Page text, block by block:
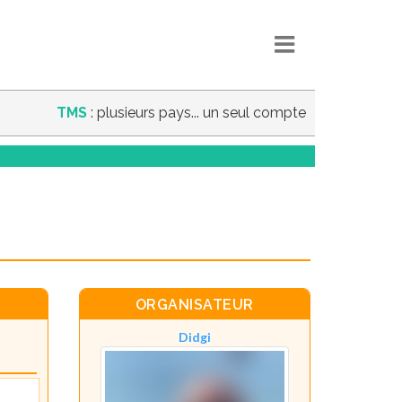
TMS : plusieurs pays... un seul compte
ORGANISATEUR
Didgi